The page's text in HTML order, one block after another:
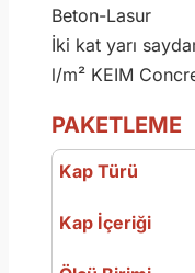
Beton-Lasur
İki kat yarı
l/m² KEIM
PAKETLEME